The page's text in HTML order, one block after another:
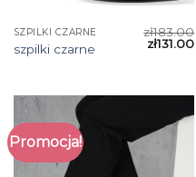
SZPILKI CZARNE
szpilki czarne
zł183.00
zł131.00
Promocja!